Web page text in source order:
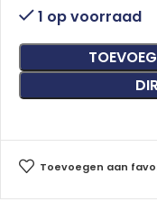
1 op voorraad
Toevoegen aan